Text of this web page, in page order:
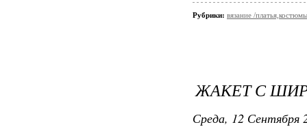
Рубрики: вязание /
ЖАКЕТ С
Среда, 12 Сентября